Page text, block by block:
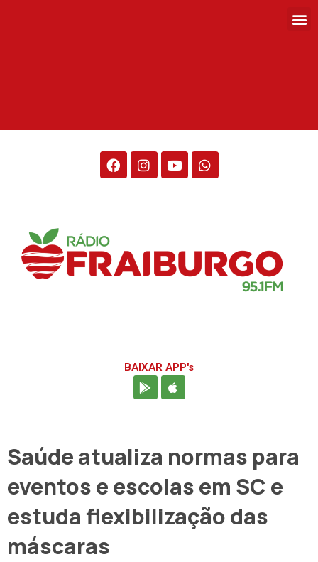
BAIXAR APP's
Saúde atualiza normas para
eventos e escolas em SC e
estuda flexibilização das
máscaras